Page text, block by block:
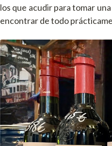
los que acudir para tomar
encontrar de todo